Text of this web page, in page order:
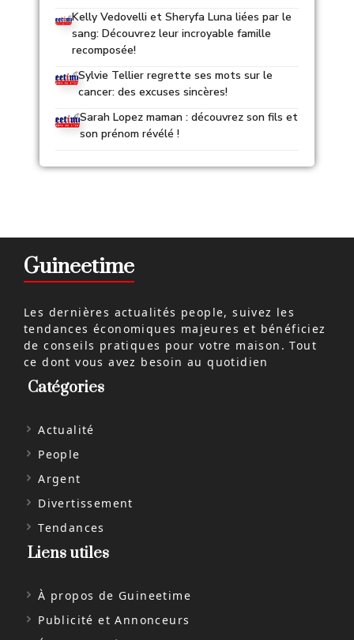
Kelly Vedovelli et Sheryfa Luna liées par le
sang: Découvrez leur incroyable famille
recomposée!
Sylvie Tellier regrette ses mots sur le
cancer: des excuses sincères!
Sarah Lopez maman : découvrez son fils et
son prénom révélé !
Guineetime
Les dernières actualités people, suivez les
tendances économiques majeures et bénéficiez
de conseils pratiques pour votre maison. Tout
ce dont vous avez besoin au quotidien
Catégories
Actualité
People
Argent
Divertissement
Tendances
Liens utiles
À propos de Guineetime
Publicité et Annonceurs